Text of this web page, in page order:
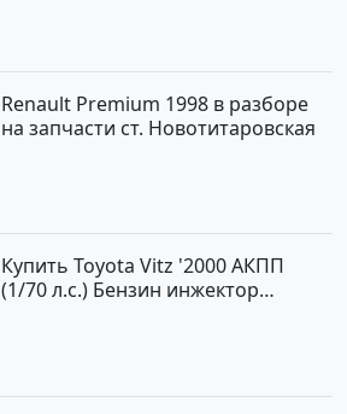
Renault Premium 1998 в разборе
на запчасти ст. Новотитаровская
Купить Toyota Vitz '2000 АКПП
(1/70 л.с.) Бензин инжектор